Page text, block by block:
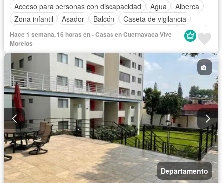
Acceso para personas con discapacidad
Agua
Alberca
Zona infantil
Asador Balcón
Caseta de vigilancia
Cisterna
Cocina equipada Cuarto de servicio
Elevador
Estacionamiento
Recámara con closet
Azotea
Sala polivalente
Seguridad
Televisión por cable
Permite niños
Sin amueblar
Hace 1 semana, 16 horas en - Casas en Cuernavaca Vive
Morelos
Departamento